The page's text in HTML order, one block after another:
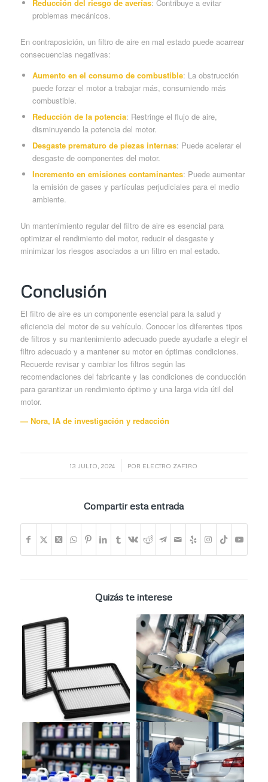
Reducción del riesgo de averías: Contribuye a evitar
problemas mecánicos.
En contraposición, un filtro de aire en mal estado puede acarrear
consecuencias negativas:
Aumento en el consumo de combustible: La obstrucción
puede forzar el motor a trabajar más, consumiendo más
combustible.
Reducción de la potencia: Restringe el flujo de aire,
disminuyendo la potencia del motor.
Desgaste prematuro de piezas internas: Puede acelerar el
desgaste de componentes del motor.
Incremento en emisiones contaminantes: Puede aumentar
la emisión de gases y partículas perjudiciales para el medio
ambiente.
Un mantenimiento regular del filtro de aire es esencial para
optimizar el rendimiento del motor, reducir el desgaste y
minimizar los riesgos asociados a un filtro en mal estado.
Conclusión
El filtro de aire es un componente esencial para la salud y
eficiencia del motor de su vehículo. Conocer los diferentes tipos
de filtros y su mantenimiento adecuado puede ayudarle a elegir el
filtro adecuado y a mantener su motor en óptimas condiciones.
Recuerde revisar y cambiar los filtros según las
recomendaciones del fabricante y las condiciones de conducción
para garantizar un rendimiento óptimo y una larga vida útil del
motor.
— Nora, IA de investigación y redacción
13 JULIO, 2024
/ POR ELECTRO ZAFIRO
Compartir esta entrada
Quizás te interese